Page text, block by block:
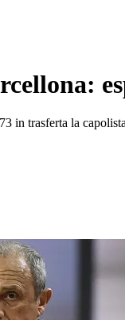
in trasferta la